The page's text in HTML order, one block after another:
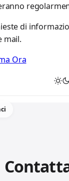
di
mail.
Ora